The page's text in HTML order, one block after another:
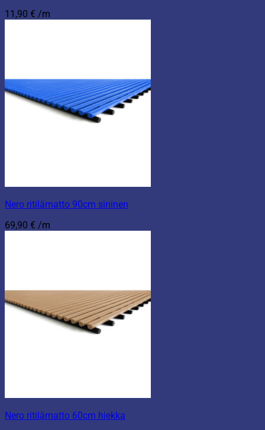
11,90 € /m
Nero ritilämatto 90cm sininen
69,90 € /m
Nero ritilämatto 60cm hiekka